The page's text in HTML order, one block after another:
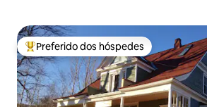
Entre os melhores preferidos dos
Preferido dos hóspedes